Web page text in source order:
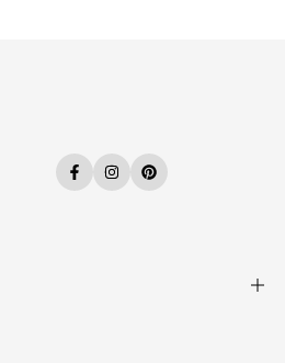
Facebook
InstagramPinterest